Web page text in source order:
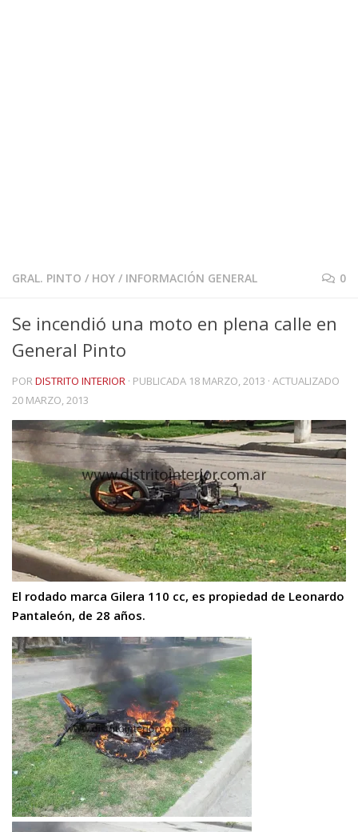
GRAL. PINTO / HOY / INFORMACIÓN GENERAL 0
Se incendió una moto en plena calle en
General Pinto
PORDISTRITO INTERIOR · PUBLICADA 18 MARZO, 2013 · ACTUALIZADO
20 MARZO, 2013
El rodado marca Gilera 110 cc, es propiedad de Leonardo
Pantaleón, de 28 años.